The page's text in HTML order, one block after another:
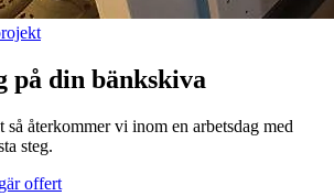
på din bänkskiva
återkommer vi inom en arbetsdag med
steg.
offert